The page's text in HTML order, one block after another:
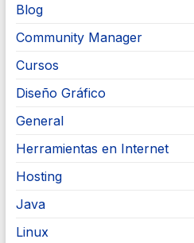
Blog
Community Manager
Cursos
Diseño Gráfico
General
Herramientas en Internet
Hosting
Java
Linux